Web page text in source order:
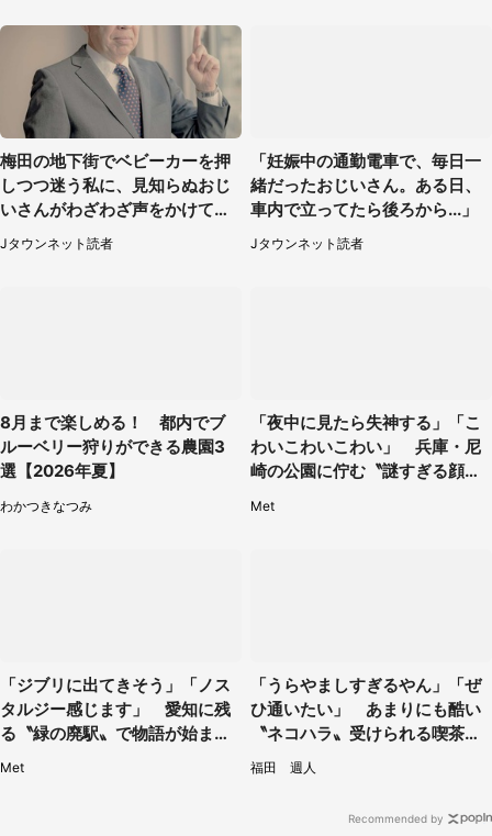
梅田の地下街でベビーカーを押
しつつ迷う私に、見知らぬおじ
いさんがわざわざ声をかけてき
て（兵庫県・30代女性）
Jタウンネット読者
「妊娠中の通勤電車で、毎日一
緒だったおじいさん。ある日、
車内で立ってたら後ろから...」
Jタウンネット読者
8月まで楽しめる！ 都内でブ
ルーベリー狩りができる農園3
選【2026年夏】
わかつきなつみ
「夜中に見たら失神する」「こ
わいこわいこわい」 兵庫・尼
崎の公園に佇む〝謎すぎる顔〟
Met
「ジブリに出てきそう」「ノス
タルジー感じます」 愛知に残
る〝緑の廃駅〟で物語が始まり
そう
Met
「うらやましすぎるやん」「ぜ
ひ通いたい」 あまりにも酷い
〝ネコハラ〟受けられる喫茶店
に5.3万人驚がく
福田 週人
Recommended by